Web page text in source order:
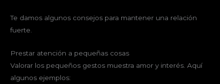
Te damos algunos consejos para mantener una relación
fuerte.
Prestar atención a pequeñas cosas
Valorar los pequeños gestos muestra amor y interés. Aquí
algunos ejemplos: